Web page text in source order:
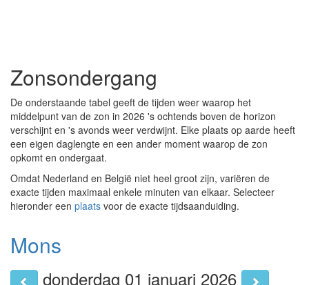
Zonsondergang
De onderstaande tabel geeft de tijden weer waarop het
middelpunt van de zon in 2026 's ochtends boven de horizon
verschijnt en 's avonds weer verdwijnt. Elke plaats op aarde heeft
een eigen daglengte en een ander moment waarop de zon
opkomt en ondergaat.
Omdat Nederland en België niet heel groot zijn, variëren de
exacte tijden maximaal enkele minuten van elkaar. Selecteer
hieronder een plaats voor de exacte tijdsaanduiding.
Mons
donderdag 01 januari 2026